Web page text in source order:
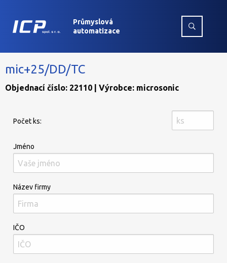
Průmyslová
automatizace
mic+25/DD/TC
Objednací číslo: 22110 | Výrobce: microsonic
Počet ks:
Jméno
Název firmy
IČO